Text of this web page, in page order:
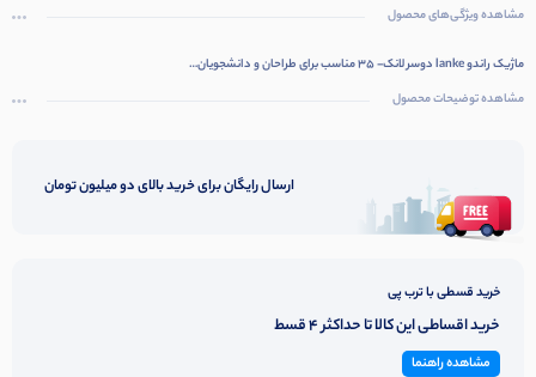
مشاهده ویژگی‌های محصول
ماژیک راندو lanke دوسر لانک- 35 مناسب برای طراحان و دانشجویان…
مشاهده توضیحات محصول
ارسال رایگان برای خرید بالای دو میلیون تومان
خرید قسطی با ترب پی
خرید اقساطی این کالا تا حداکثر 4 قسط
مشاهده راهنما